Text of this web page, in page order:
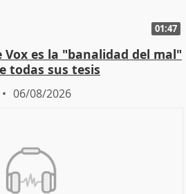
01:47
es la "banalidad del mal"
todas sus tesis
06/08/2026